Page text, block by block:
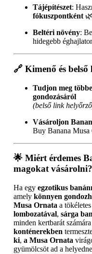
Tájépítészet:
fókuszpontként 🌿
Beltéri növény:
hidegebb
🔗 Kimenő és
Tudjon meg
gondozásáról
(belső link
Vásároljon
Buy Banana Musa
🌟 Miért érdemes
magokat vásárolni?
Ha egy egzotikus
amely könnyen
Musa Ornata a
lombozatával, sárga
minden kertbarát
konténerekben
ki, a Musa Ornata
gyümölcsöt ad a